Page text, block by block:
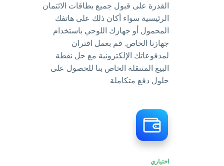
القدرة على قبول جميع بطاقات الائتمان
الرئيسية سواء أكان ذلك على هاتفك
المحمول أو جهازك اللوحي باستخدام
جهازنا الخاص. قم بعمل اقتران
لمدفوعاتك الإلكترونية مع حل نقطة
البيع المتنقلة الخاص بنا للحصول على
حلول دفع متكاملة.
اختياري